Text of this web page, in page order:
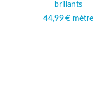
brillants
44,99 € mètre